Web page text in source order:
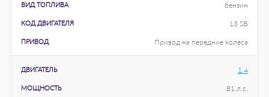
ВИД ТОПЛИВА бензин
КОД ДВИГАТЕЛЯ 13 SB
ПРИВОД Привод на передние колеса
ДВИГАТЕЛЬ 1.4
МОЩНОСТЬ 81 л.с.